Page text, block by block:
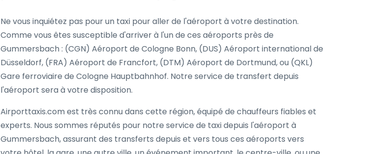
Ne vous inquiétez pas pour un taxi pour aller de l'aéroport à votre destination.
Comme vous êtes susceptible d'arriver à l'un de ces aéroports près de
Gummersbach : (CGN) Aéroport de Cologne Bonn, (DUS) Aéroport international de
Düsseldorf, (FRA) Aéroport de Francfort, (DTM) Aéroport de Dortmund, ou (QKL)
Gare ferroviaire de Cologne Hauptbahnhof. Notre service de transfert depuis
l'aéroport sera à votre disposition.
Airporttaxis.com est très connu dans cette région, équipé de chauffeurs fiables et
experts. Nous sommes réputés pour notre service de taxi depuis l'aéroport à
Gummersbach, assurant des transferts depuis et vers tous ces aéroports vers